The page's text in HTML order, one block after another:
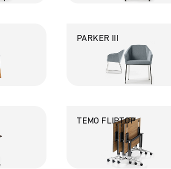
PARKER III
TEMO FLIPTOP